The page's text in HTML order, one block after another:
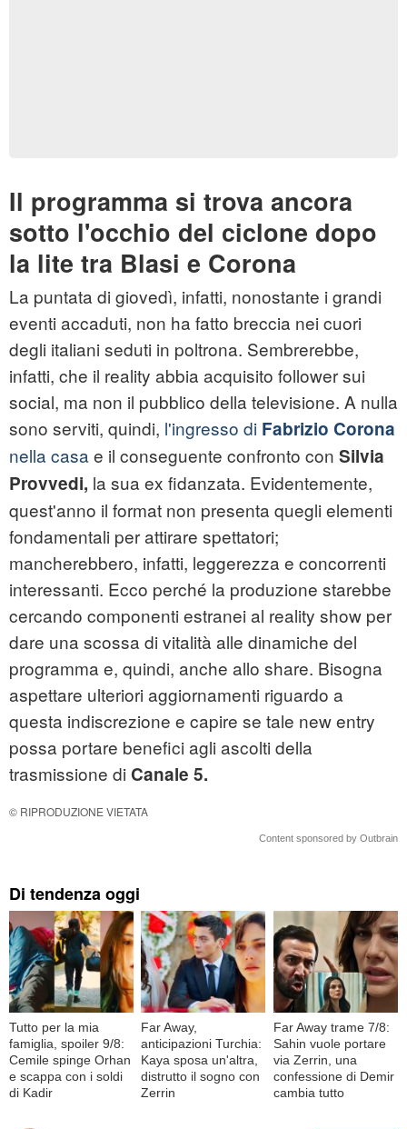
Il programma si trova ancora
sotto l'occhio del ciclone dopo
la lite tra Blasi e Corona
La puntata di giovedì, infatti, nonostante i grandi
eventi accaduti, non ha fatto breccia nei cuori
degli italiani seduti in poltrona. Sembrerebbe,
infatti, che il reality abbia acquisito follower sui
social, ma non il pubblico della televisione. A nulla
sono serviti, quindi, l'ingresso di Fabrizio Corona
nella casa e il conseguente confronto con Silvia
Provvedi, la sua ex fidanzata. Evidentemente,
quest'anno il format non presenta quegli elementi
fondamentali per attirare spettatori;
mancherebbero, infatti, leggerezza e concorrenti
interessanti. Ecco perché la produzione starebbe
cercando componenti estranei al reality show per
dare una scossa di vitalità alle dinamiche del
programma e, quindi, anche allo share. Bisogna
aspettare ulteriori aggiornamenti riguardo a
questa indiscrezione e capire se tale new entry
possa portare benefici agli ascolti della
trasmissione di Canale 5.
© RIPRODUZIONE VIETATA
Content sponsored by Outbrain
Di tendenza oggi
Tutto per la mia
famiglia, spoiler 9/8:
Cemile spinge Orhan
e scappa con i soldi
di Kadir
Far Away,
anticipazioni Turchia:
Kaya sposa un'altra,
distrutto il sogno con
Zerrin
Far Away trame 7/8:
Sahin vuole portare
via Zerrin, una
confessione di Demir
cambia tutto